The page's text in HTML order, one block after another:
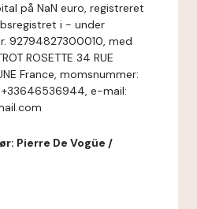
på NaN euro, registreret
i - under
92794827300010, med
ROSETTE 34 RUE
France, momsnummer:
+33646536944, e-mail:
Pierre De Vogüe /